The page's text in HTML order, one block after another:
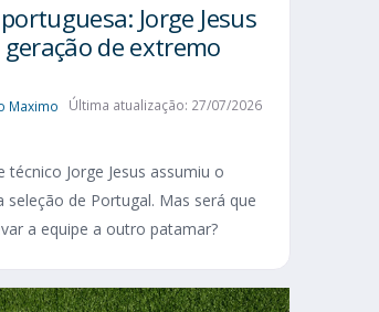
Jorge Jesus
de extremo
Maximo Última atualização: 27/07/2026
técnico Jorge Jesus assumiu o
seleção de Portugal. Mas será que
a equipe a outro patamar?